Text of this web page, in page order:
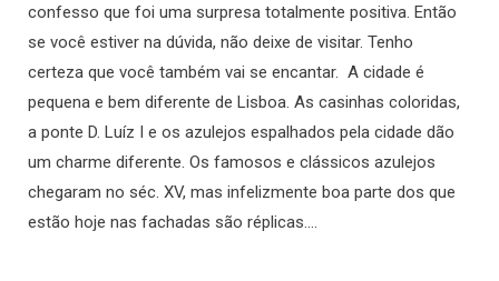
confesso que foi uma surpresa totalmente positiva. Então
se você estiver na dúvida, não deixe de visitar. Tenho
certeza que você também vai se encantar. A cidade é
pequena e bem diferente de Lisboa. As casinhas coloridas,
a ponte D. Luíz I e os azulejos espalhados pela cidade dão
um charme diferente. Os famosos e clássicos azulejos
chegaram no séc. XV, mas infelizmente boa parte dos que
estão hoje nas fachadas são réplicas.…